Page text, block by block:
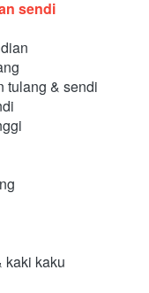
tulang & sendi
kaki kaku